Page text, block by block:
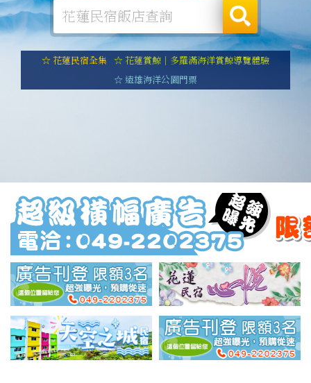
☆ 花蓮民宿全集 ☆ 花蓮賞鯨｜多羅滿海洋賞鯨導覽體驗
☆ 遠雄海洋公園門票